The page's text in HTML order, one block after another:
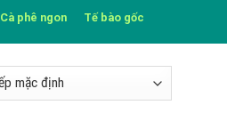
Cà phê ngon Tế bào gốc